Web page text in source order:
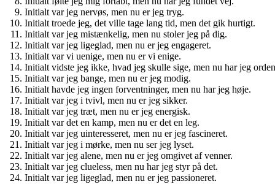
Initialt var jeg nervøs, men nu er jeg tryg.
Initialt troede jeg, det ville tage lang tid, men det gik hurtigt.
Initialt var jeg mistænkelig, men nu stoler jeg på dig.
Initialt var jeg ligeglad, men nu er jeg engageret.
Initialt var vi uenige, men nu er vi enige.
Initialt vidste jeg ikke, hvad jeg skulle sige, men nu har jeg
Initialt var jeg bange, men nu er jeg modig.
Initialt havde jeg ingen forventninger, men nu har jeg høje.
Initialt var jeg i tvivl, men nu er jeg sikker.
Initialt var jeg træt, men nu er jeg energisk.
Initialt var det en kamp, men nu er det en leg.
Initialt var jeg uinteresseret, men nu er jeg fascineret.
Initialt var jeg i mørke, men nu ser jeg lyset.
Initialt var jeg alene, men nu er jeg omgivet af venner.
Initialt var jeg clueless, men nu har jeg styr på det.
Initialt var jeg ligeglad, men nu er jeg passioneret.